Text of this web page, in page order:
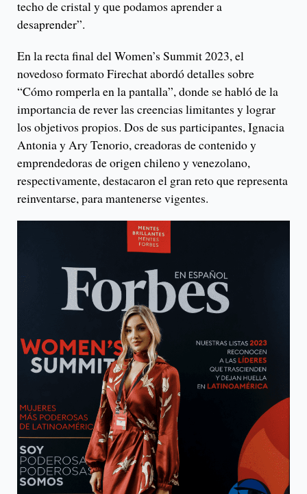
techo de cristal y que podamos aprender a
desaprender”.
En la recta final del Women’s Summit 2023, el
novedoso formato Firechat abordó detalles sobre
“Cómo romperla en la pantalla”, donde se habló de la
importancia de rever las creencias limitantes y lograr
los objetivos propios. Dos de sus participantes, Ignacia
Antonia y Ary Tenorio, creadoras de contenido y
emprendedoras de origen chileno y venezolano,
respectivamente, destacaron el gran reto que representa
reinventarse, para mantenerse vigentes.